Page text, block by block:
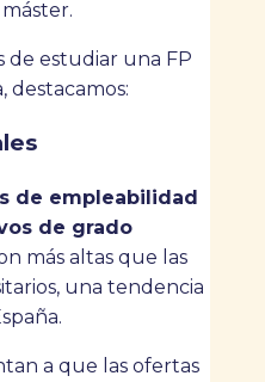
de estudiar una FP
destacamos:
de empleabilidad
de grado
más altas que las
una tendencia
a que las ofertas